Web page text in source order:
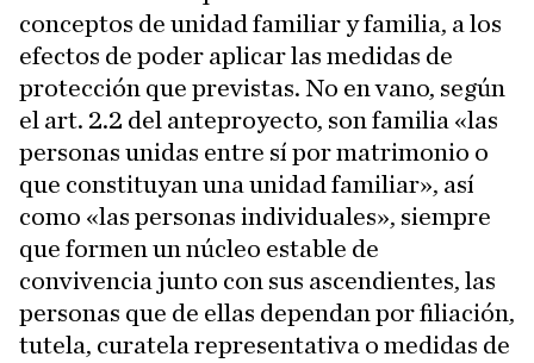
conceptos de unidad familiar y familia, a los
efectos de poder aplicar las medidas de
protección que previstas. No en vano, según
el art. 2.2 del anteproyecto, son familia «las
personas unidas entre sí por matrimonio o
que constituyan una unidad familiar», así
como «las personas individuales», siempre
que formen un núcleo estable de
convivencia junto con sus ascendientes, las
personas que de ellas dependan por filiación,
tutela, curatela representativa o medidas de